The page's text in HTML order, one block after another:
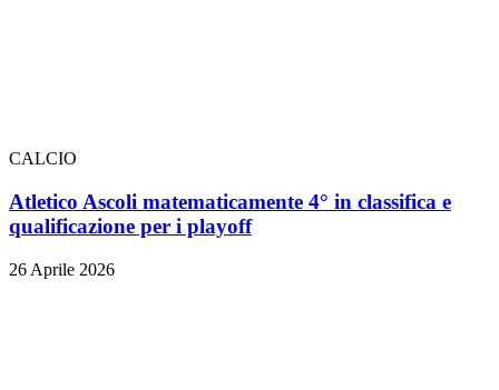
CALCIO
Atletico Ascoli matematicamente 4° in classifica e
qualificazione per i playoff
26 Aprile 2026